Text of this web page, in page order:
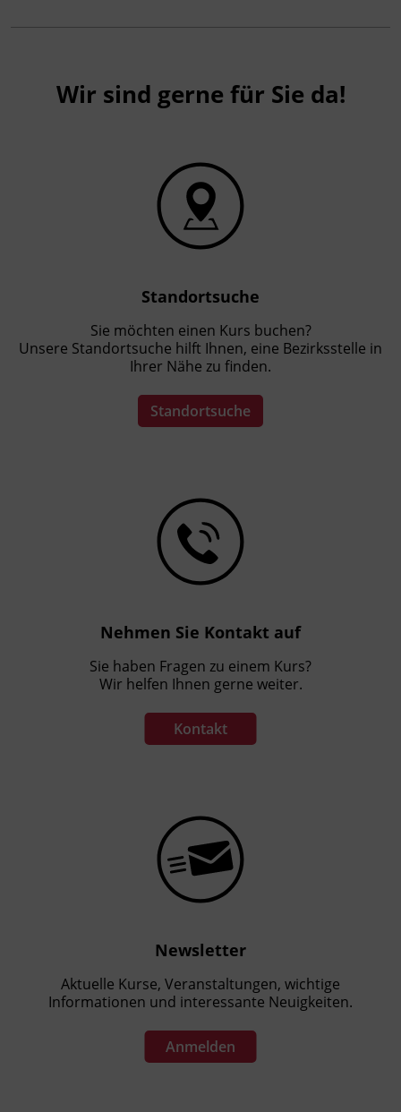
Wir sind gerne für Sie da!
Standortsuche
Sie möchten einen Kurs buchen?
Unsere Standortsuche hilft Ihnen, eine Bezirksstelle in
Ihrer Nähe zu finden.
Standortsuche
Nehmen Sie Kontakt auf
Sie haben Fragen zu einem Kurs?
Wir helfen Ihnen gerne weiter.
Kontakt
Newsletter
Aktuelle Kurse, Veranstaltungen, wichtige
Informationen und interessante Neuigkeiten.
Anmelden